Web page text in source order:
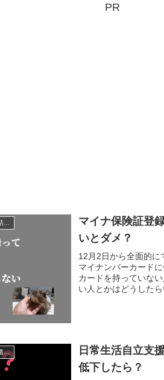
PR
マイナ保険証登
いとダメ？
12月2日から全面的に
マイナンバーカード
カードを持っていな
い人とかはどうした
家族・親族・戸籍・住民票・老後のお金・遺産・相続
日常生活自立支
低下したら？